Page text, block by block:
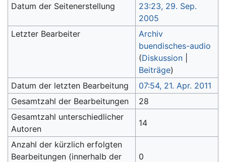
Datum der Seitenerstellung
23:23, 29. Sep.
2005
Letzter Bearbeiter
Archiv
buendisches-audio
(Diskussion
Beiträge)
Datum der letzten Bearbeitung
07:54, 21. Apr. 2011
Gesamtzahl der Bearbeitungen
28
Gesamtzahl unterschiedlicher
Autoren
14
Anzahl der kürzlich erfolgten
Bearbeitungen (innerhalb der
0